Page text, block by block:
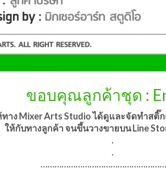
ขอบคุณลูกค้าชุด :
ทางMixer Arts Studioได้ดูและจัดทำสติ๊
ให้กับทางลูกค้าจนขึ้นวางขายบน Line
.
.